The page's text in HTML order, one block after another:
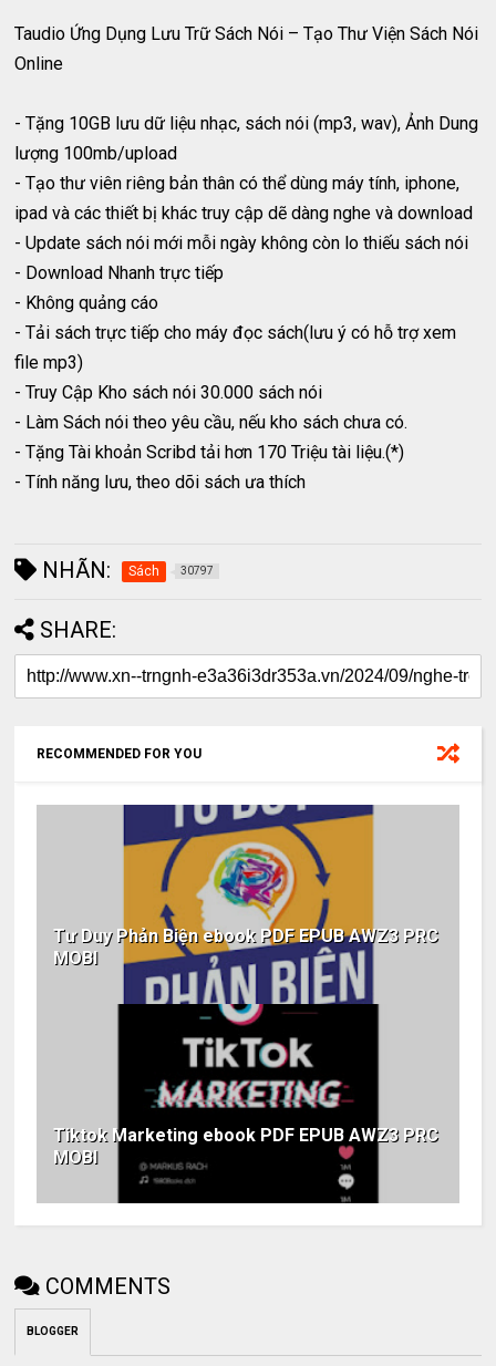
Taudio Ứng Dụng Lưu Trữ Sách Nói – Tạo Thư Viện Sách Nói
Online
- Tặng 10GB lưu dữ liệu nhạc, sách nói (mp3, wav), Ảnh Dung
lượng 100mb/upload
- Tạo thư viên riêng bản thân có thể dùng máy tính, iphone,
ipad và các thiết bị khác truy cập dẽ dàng nghe và download
- Update sách nói mới mỗi ngày không còn lo thiếu sách nói
- Download Nhanh trực tiếp
- Không quảng cáo
- Tải sách trực tiếp cho máy đọc sách(lưu ý có hỗ trợ xem
file mp3)
- Truy Cập Kho sách nói 30.000 sách nói
- Làm Sách nói theo yêu cầu, nếu kho sách chưa có.
- Tặng Tài khoản Scribd tải hơn 170 Triệu tài liệu.(*)
- Tính năng lưu, theo dõi sách ưa thích
NHÃN: Sách 30797
SHARE:
RECOMMENDED FOR YOU
Tư Duy Phản Biện ebook PDF EPUB AWZ3 PRC
MOBI
Tiktok Marketing ebook PDF EPUB AWZ3 PRC
MOBI
COMMENTS
BLOGGER